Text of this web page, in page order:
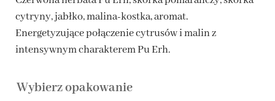
od
14,00 zł
cytryny, jabłko, malina-kostka, aromat.
Energetyzujące połączenie cytrusów i malin z
intensywnym charakterem Pu Erh.
Wybierz opakowanie